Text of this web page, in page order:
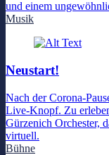
und einem
Musik
Neustart!
Nach der Corona-
Live-Knopf. Zu
Gürzenich Orchester,
virtuell.
Bühne